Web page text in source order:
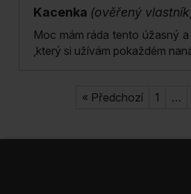
Hodnocení
z 5
Kacenka (ověřený
Moc mám ráda tento úžasný
,který si užívám pokaždém
« Předchozí 1 …